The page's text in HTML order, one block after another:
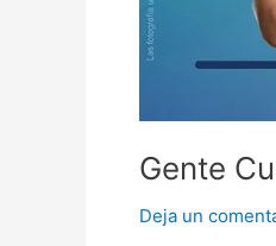
Gente
Deja un